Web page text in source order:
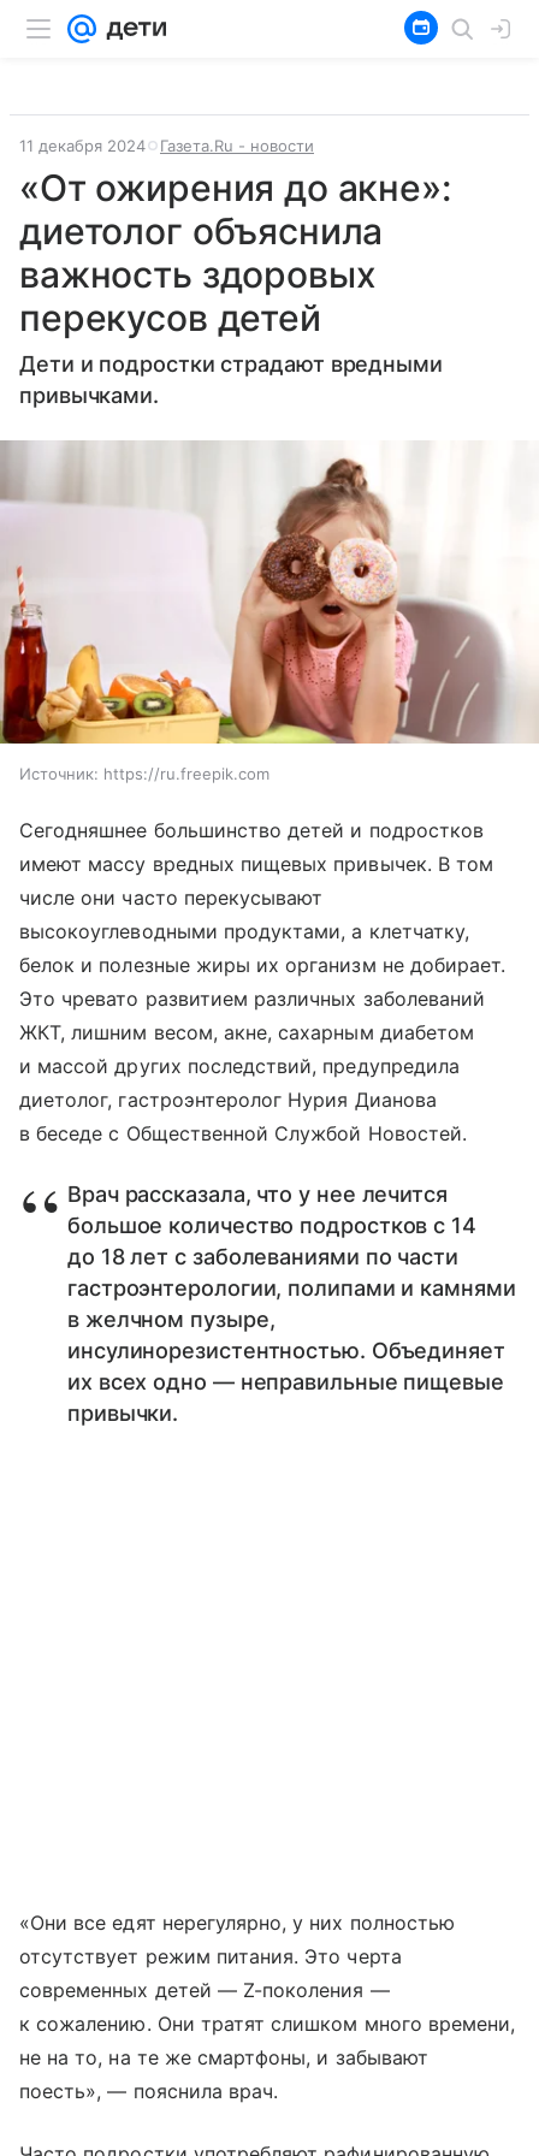
11 декабря 2024 Газета.Ru - новости
«От ожирения до акне»:
диетолог объяснила
важность здоровых
перекусов детей
Дети и подростки страдают вредными
привычками.
Источник: https://ru.freepik.com
Сегодняшнее большинство детей и подростков
имеют массу вредных пищевых привычек. В том
числе они часто перекусывают
высокоуглеводными продуктами, а клетчатку,
белок и полезные жиры их организм не добирает.
Это чревато развитием различных заболеваний
ЖКТ, лишним весом, акне, сахарным диабетом
и массой других последствий, предупредила
диетолог, гастроэнтеролог Нурия Дианова
в беседе с Общественной Службой Новостей.
Врач рассказала, что у нее лечится
большое количество подростков с 14
до 18 лет с заболеваниями по части
гастроэнтерологии, полипами и камнями
в желчном пузыре,
инсулинорезистентностью. Объединяет
их всех одно — неправильные пищевые
привычки.
«Они все едят нерегулярно, у них полностью
отсутствует режим питания. Это черта
современных детей — Z-поколения —
к сожалению. Они тратят слишком много времени,
не на то, на те же смартфоны, и забывают
поесть», — пояснила врач.